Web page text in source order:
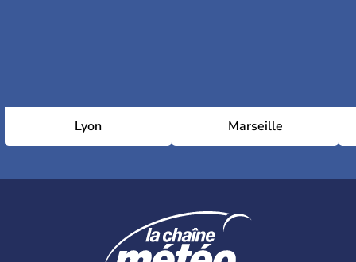
Lyon Marseille